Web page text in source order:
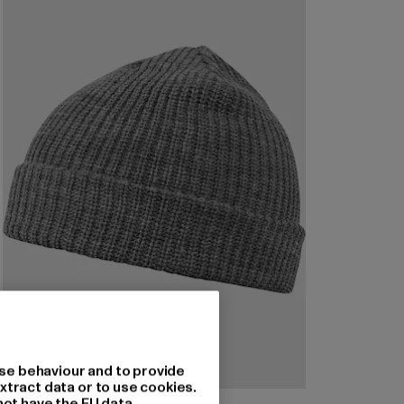
behaviour and to provide
data or to use cookies.